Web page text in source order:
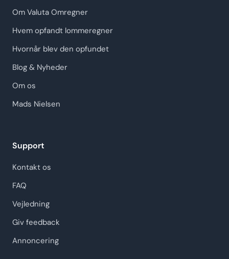
Om Valuta Omregner
Hvem opfandt lommeregner
Hvornår blev den opfundet
Blog & Nyheder
Om os
Mads Nielsen
Support
Kontakt os
FAQ
Vejledning
Giv feedback
Annoncering